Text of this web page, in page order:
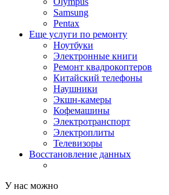
Samsung
Pentax
Еще услуги по ремонту
Ноутбуки
Электронные книги
Ремонт квадрокоптеров
Китайский телефоны
Наушники
Экшн-камеры
Кофемашины
Электротранспорт
Электроплиты
Телевизоры
Восстановление данных
У нас можно